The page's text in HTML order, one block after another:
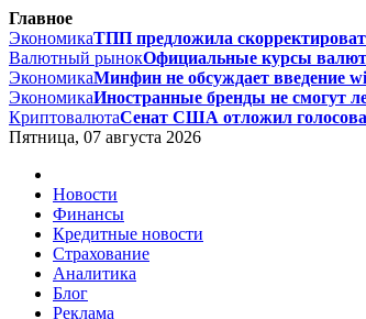
Главное
ЭкономикаТПП предложила
Валютный рынокОфициальные курсы
ЭкономикаМинфин не обсуждает введение
ЭкономикаИностранные бренды не смогут
КриптовалютаСенат США отложил
Пятница, 07 августа 2026
Новости
Финансы
Кредитные новости
Страхование
Аналитика
Блог
Реклама